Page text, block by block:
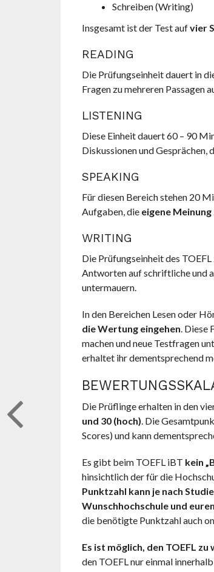
Schreiben (Writing)
Insgesamt ist der Test aufvier
READING
Die Prüfungseinheit dauert in
Fragen zu mehreren Passagen
LISTENING
Diese Einheit dauert 60 – 90
Diskussionen und
SPEAKING
Für diesen Bereich stehen 20
Aufgaben, die eigene
WRITING
Die Prüfungseinheit des
Antworten auf schriftliche und
untermauern.
In den Bereichen Lesen oder
die Wertung eingehen. Diese
machen und neue Testfragen
erhaltet ihr dementsprechend
Die Prüflinge erhalten in den
und 30 (hoch). Die
Scores) und kann
Es gibt beim TOEFL iBT kein
hinsichtlich der für die
Punktzahl kann je nach
Wunschhochschule und
die benötigte Punktzahl auch
Es ist möglich, den TOEFL
den TOEFL nur einmal